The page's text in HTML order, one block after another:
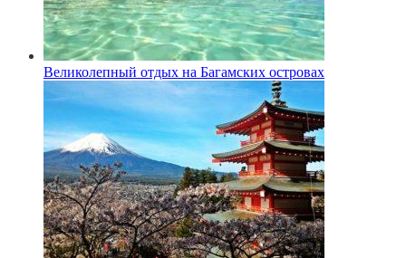
Великолепный отдых на Багамских островах